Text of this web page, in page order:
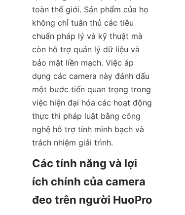
toàn thế giới. Sản phẩm của họ
không chỉ tuân thủ các tiêu
chuẩn pháp lý và kỹ thuật mà
còn hỗ trợ quản lý dữ liệu và
bảo mật liền mạch. Việc áp
dụng các camera này đánh dấu
một bước tiến quan trọng trong
việc hiện đại hóa các hoạt động
thực thi pháp luật bằng công
nghệ hỗ trợ tính minh bạch và
Các tính năng và lợi
ích chính của camera